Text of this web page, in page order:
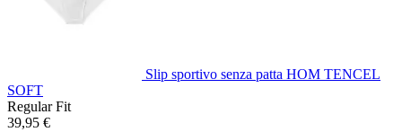
Slip sportivo senza patta HOM TENCEL
SOFT
Regular Fit
39,95 €